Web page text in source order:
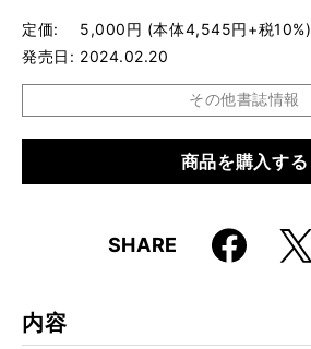
定価
5,000円 (本体4,545円+税10%)
発売日
2024.02.20
その他書誌情報
9784845640133
商品を購入する
SHARE Faceboo
k
X
内容